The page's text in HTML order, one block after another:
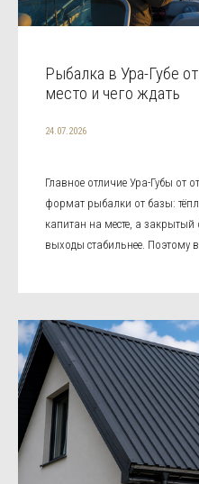
Рыбалка в Ура-Губе
место и чего ждать
24.07.2026
Главное отличие Ура-Губы от
формат рыбалки от базы:
капитан на месте, а закрытый
выходы стабильнее. Поэтому